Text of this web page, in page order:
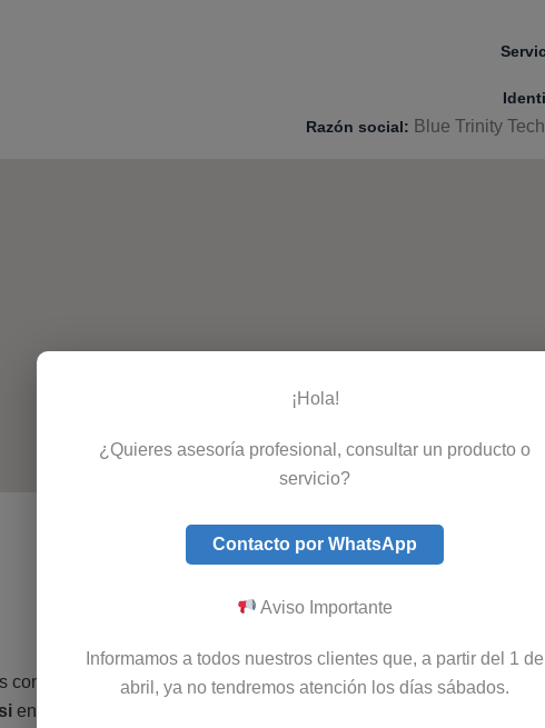
Razón social: Blue Trinity
con personal certificado y especializado para
en Colombia. Disponemos de un extenso
¡Hola!
¿Quieres asesoría profesional, consultar un producto o
servicio?
Contacto por WhatsApp
Aviso Importante
Informamos a todos nuestros clientes que, a partir del 1 de
abril, ya no tendremos atención los días sábados.